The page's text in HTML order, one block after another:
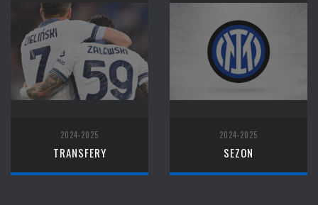
2024-2025
TRANSFERY
2024-2025
SEZON